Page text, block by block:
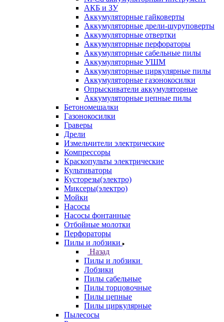
АКБ и ЗУ
Аккумуляторные гайковерты
Аккумуляторные дрели-шуруповерты
Аккумуляторные отвертки
Аккумуляторные перфораторы
Аккумуляторные сабельные пилы
Аккумуляторные УШМ
Аккумуляторные циркулярные пилы
Аккумуляторные газонокосилки
Опрыскиватели аккумуляторные
Аккумуляторные цепные пилы
Бетономешалки
Газонокосилки
Граверы
Дрели
Измельчители электрические
Компрессоры
Краскопульты электрические
Культиваторы
Кусторезы(электро)
Миксеры(электро)
Мойки
Насосы
Насосы фонтанные
Отбойные молотки
Перфораторы
Пилы и лобзики
Назад
Пилы и лобзики
Лобзики
Пилы сабельные
Пилы торцовочные
Пилы цепные
Пилы циркулярные
Пылесосы